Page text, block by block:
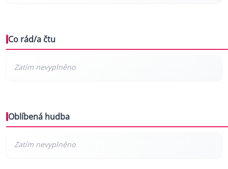
Co rád/a čtu
Oblíbená hudba